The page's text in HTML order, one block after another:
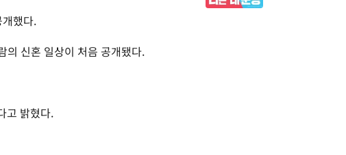
했다.
의 신혼 일상이 처음 공개됐다.
고 밝혔다.